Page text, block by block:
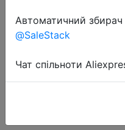
Автоматичний
@SaleStack
Чат спільноти